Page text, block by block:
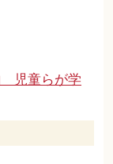
児童らが学